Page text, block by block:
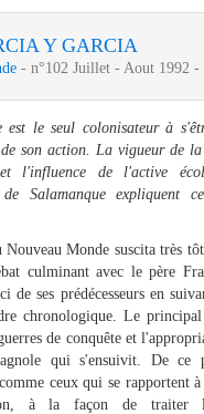
Y GARCIA
- n°102 Juillet - Aout 1992 -
est le seul colonisateur à
son action. La vigueur de la
l'influence de l'active
Salamanque expliquent
Nouveau Monde suscita très
culminant avec le père
de ses prédécesseurs en
chronologique. Le principal
de conquête et
qui s'ensuivit. De ce
ceux qui se rapportent
à la façon de traiter